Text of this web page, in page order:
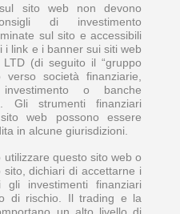
sito web non devono
di investimento
sul sito e accessibili
i link e i banner sui siti web
(di seguito il “gruppo
verso società finanziarie,
o banche
Gli strumenti finanziari
web possono essere
in alcune giurisdizioni.
questo sito web o
dichiari di accettarne i
investimenti finanziari
di rischio. Il trading e la
un alto livello di